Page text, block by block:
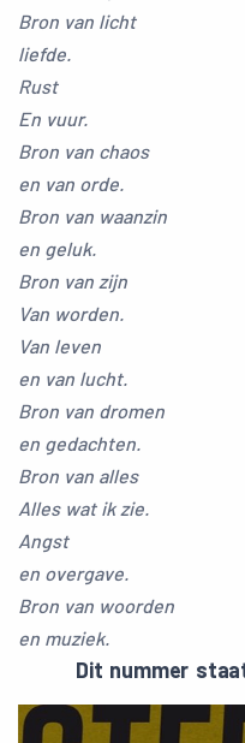
Bron van licht
liefde.
Rust
En vuur.
Bron van chaos
en van orde.
Bron van waanzin
en geluk.
Bron van zijn
Van worden.
Van leven
en van lucht.
Bron van dromen
en gedachten.
Bron van alles
Alles wat ik zie.
Angst
en overgave.
Bron van woorden
en muziek.
Dit nummer